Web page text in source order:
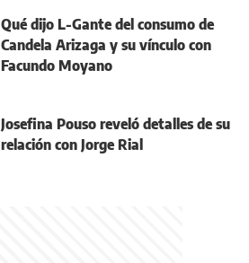
Qué dijo L-Gante del consumo de
Candela Arizaga y su vínculo con
Facundo Moyano
Josefina Pouso reveló detalles de su
relación con Jorge Rial